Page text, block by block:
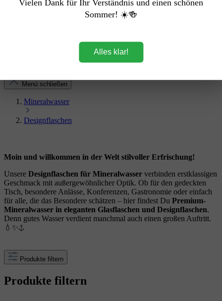
Snack & Haushalt
Zur Kategorie Snack & Haushalt
Gebäck und Snacks
Menü schließen
Mineralwasser
Designflaschen
Moin und willkommen in der Welt stilvoller Erfrischung!
Unsere Designflaschen für Mineralwasser verbinden erstklassigen
Geschmack mit außergewöhnlicher Optik. Ob für den gedeckten
Tisch, besondere Anlässe, Konferenzen, Gastronomie oder einfach
für alle, die das Besondere schätzen – hier findest Du Premium-
Mineralwasser in eleganten Glasflaschen und Designflaschen.
Denn gutes Wasser verdient manchmal auch einen großen Auftritt.
💧✨⚓
Produkte filtern
Produkte filtern
Vielen Dank für Ihr Verständnis und einen schönen
Sommer! ☀️🍻
Alles klar!